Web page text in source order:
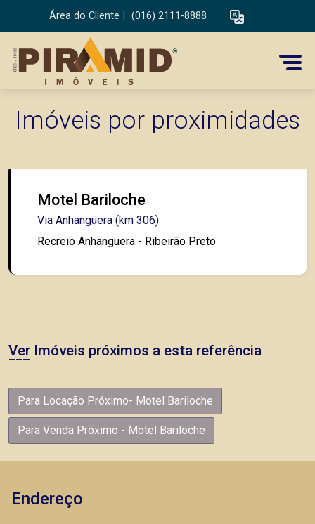
Área do Cliente (016) 2111-8888
Imóveis por proximidades
Motel Bariloche
Via Anhangüera (km 306)
Recreio Anhanguera - Ribeirão Preto
Ver Imóveis próximos a esta referência
Para Locação Próximo- Motel Bariloche
Para Venda Próximo - Motel Bariloche
Endereço